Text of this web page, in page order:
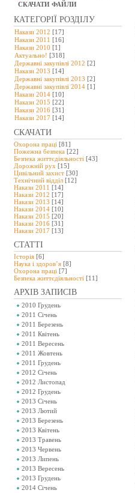
СКАЧАТИ ФАЙЛИ
КАТЕГОРІЇ РОЗДІЛУ
Накази 2012 [17]
Накази 2011 [16]
Накази 2010 [1]
Актуально! [318]
Державні закупівлі 2012 [2]
Накази 2013 [14]
Державні закупівлі 2013 [2]
Державні закупівлі 2014 [1]
Накази 2014 [10]
Накази 2015 [22]
Накази 2016 [31]
Накази 2017 [14]
СКАЧАТИ
Охорона праці [81]
Пожежна безпека [22]
Безпека життєдіяльності [43]
Дорожній рух [15]
Цивільний захист [30]
Технічний відділ [12]
Накази 2011 [14]
Накази 2012 [17]
Накази 2013 [14]
Накази 2014 [10]
Накази 2015 [20]
Накази 2016 [31]
Накази 2017 [13]
СТАТТІ
Історія [6]
Наука і здоров’я [8]
Охорона праці [7]
Безпeка життєдіяльності [11]
АРХІВ ЗАПИСІВ
2010 Грудень
2011 Січень
2011 Березень
2011 Квітень
2011 Вересень
2011 Жовтень
2011 Грудень
2012 Січень
2012 Листопад
2012 Грудень
2013 Січень
2013 Лютий
2013 Березень
2013 Квітень
2013 Травень
2013 Червень
2013 Липень
2013 Вересень
2013 Грудень
2014 Січень